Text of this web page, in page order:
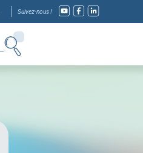
Suivez-nous !